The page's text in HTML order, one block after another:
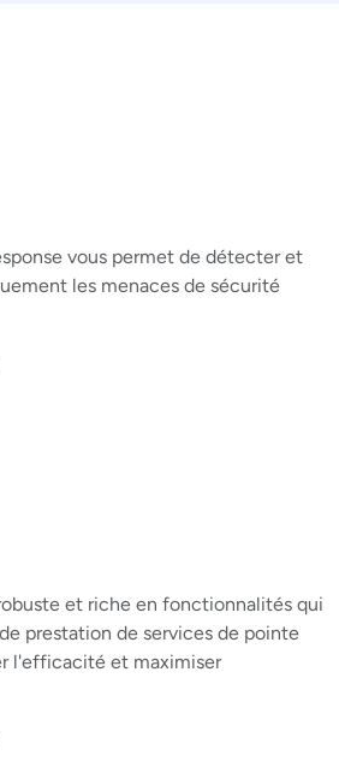
vous permet de détecter et
les menaces de sécurité
et riche en fonctionnalités qui
prestation de services de pointe
l'efficacité et maximiser